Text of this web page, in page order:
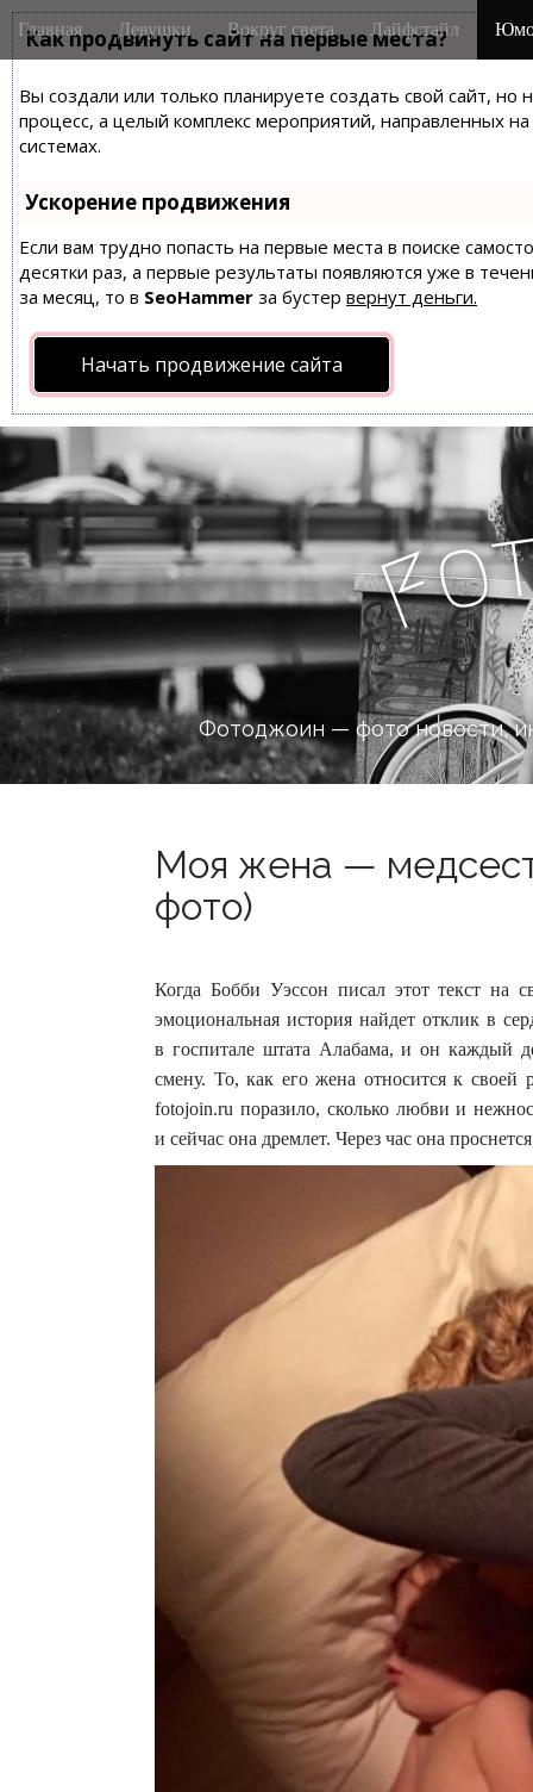
Как продвинуть сайт на первые места?
Вы создали или только планируете создать свой сайт,
процесс, а целый комплекс мероприятий, направленных
системах.
Ускорение продвижения
Если вам трудно попасть на первые места в поиске
десятки раз, а первые результаты появляются уже в
за месяц, то в SeoHammer за бустер вернут деньги.
Начать продвижение сайта
M
a
n
m
e
n
u
i
Главная Девушки Вокруг света Лайфстайл
Fo
Фотоджоин — фото новости,
Моя жена —
фото)
Когда Бобби Уэссон писал этот текст на
эмоциональная история найдет отклик в
в госпитале штата Алабама, и он каждый
смену. То, как его жена относится к
fotojoin.ru поразило, сколько любви и
и сейчас она дремлет. Через час она